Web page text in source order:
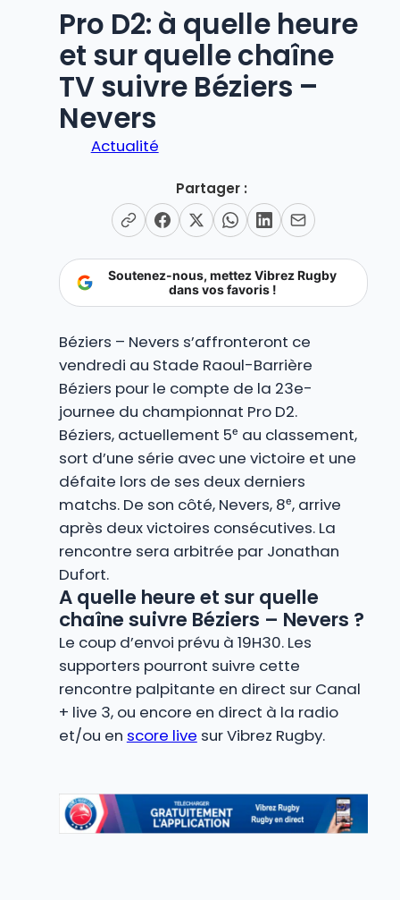
Pro D2: à quelle heure
et sur quelle chaîne
TV suivre Béziers –
Nevers
Actualité
Partager :
Soutenez-nous, mettez Vibrez Rugby
dans vos favoris !
Béziers – Nevers s’affronteront ce
vendredi au Stade Raoul-Barrière
Béziers pour le compte de la 23e-
journee du championnat Pro D2.
Béziers, actuellement 5ᵉ au classement,
sort d’une série avec une victoire et une
défaite lors de ses deux derniers
matchs. De son côté, Nevers, 8ᵉ, arrive
après deux victoires consécutives. La
rencontre sera arbitrée par Jonathan
Dufort.
A quelle heure et sur quelle
chaîne suivre Béziers – Nevers ?
Le coup d’envoi prévu à 19H30. Les
supporters pourront suivre cette
rencontre palpitante en direct sur Canal
+ live 3, ou encore en direct à la radio
et/ou en score live sur Vibrez Rugby.